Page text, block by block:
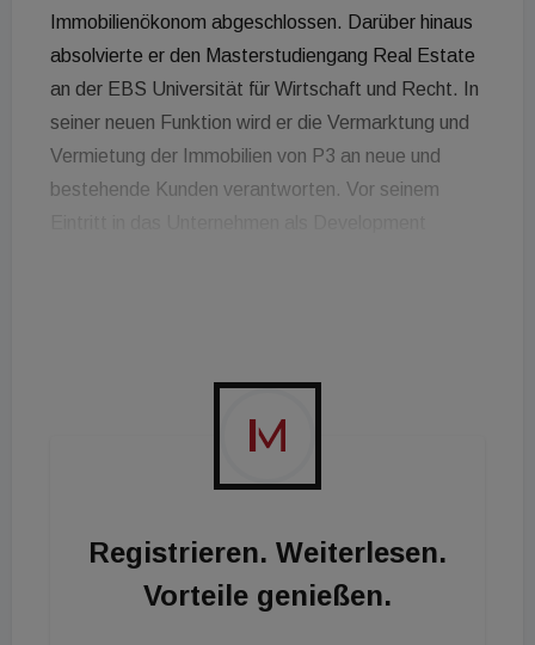
Immobilienökonom abgeschlossen. Darüber hinaus
absolvierte er den Masterstudiengang Real Estate
an der EBS Universität für Wirtschaft und Recht. In
seiner neuen Funktion wird er die Vermarktung und
Vermietung der Immobilien von P3 an neue und
bestehende Kunden verantworten. Vor seinem
Deutschland: "In Deutschland bauen wir
hauptsächlich spekulativ und machen uns erst
während der Entwicklung auf die Suche nach den
passenden Mietern. Mit dieser Strategie punkten
konsequent diesen Weg gehen. So konnten wir in
diesem Jahr unseren Park in Ansbach vor
Registrieren. Weiterlesen.
Vorteile genießen.